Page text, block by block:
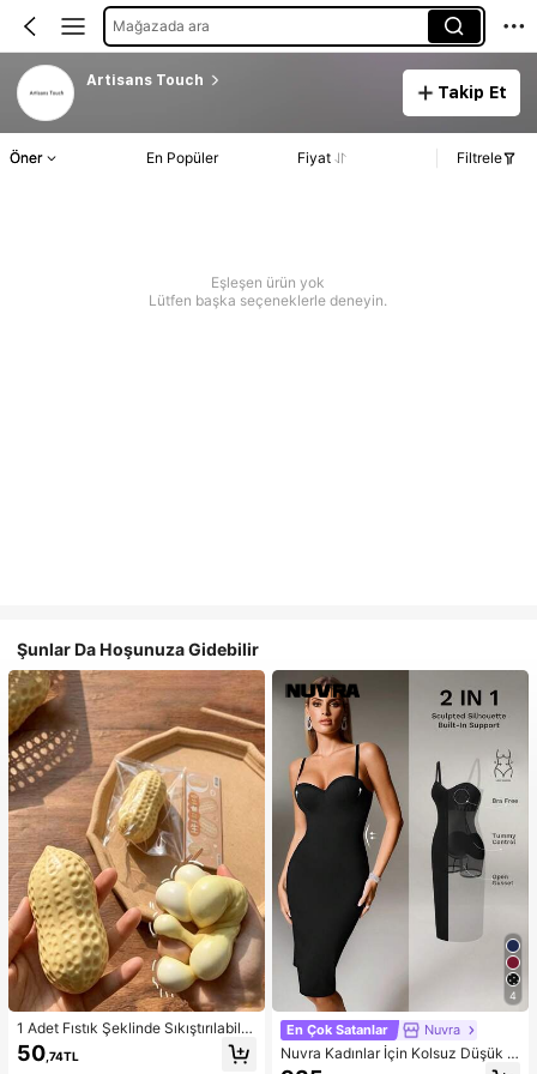
Mağazada ara
Artisans Touch
Takip Et
Öner En Popüler Fiyat Filtrele
Eşleşen ürün yok
Lütfen başka seçeneklerle deneyin.
Şunlar Da Hoşunuza Gidebilir
1 Adet Fıstık Şeklinde Sıkıştırılabilir
Stres Oyuncağı, Ofis Rahatlaması v
e Parti Etkileşimi İçin Uygun, Doğu
50 ,74TL
4
En Çok Satanlar Nuvra
Nuvra Kadınlar İçin Kolsuz Düşük K
esimli Çift Katmanlı Karın Toparlayı